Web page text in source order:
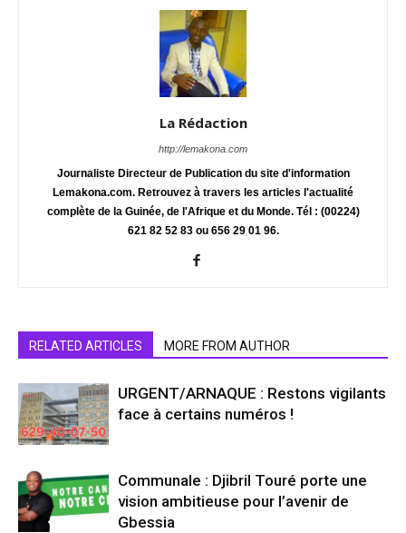
La Rédaction
http://lemakona.com
Journaliste Directeur de Publication du site d'information
Lemakona.com. Retrouvez à travers les articles l'actualité
complète de la Guinée, de l'Afrique et du Monde. Tél : (00224)
621 82 52 83 ou 656 29 01 96.
RELATED ARTICLES MORE FROM AUTHOR
URGENT/ARNAQUE : Restons vigilants
face à certains numéros !
Communale : Djibril Touré porte une
vision ambitieuse pour l’avenir de
Gbessia